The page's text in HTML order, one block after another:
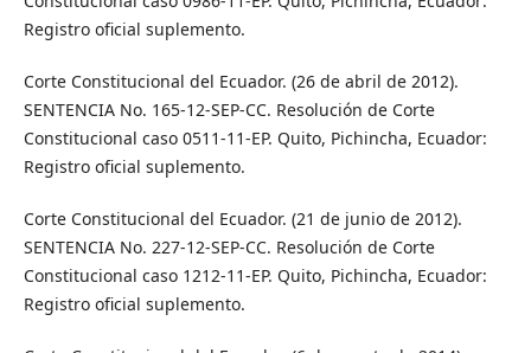
Registro oficial suplemento.
Corte Constitucional del Ecuador. (26 de abril de 2012).
SENTENCIA No. 165-12-SEP-CC. Resolución de Corte
Constitucional caso 0511-11-EP. Quito, Pichincha, Ecuador:
Registro oficial suplemento.
Corte Constitucional del Ecuador. (21 de junio de 2012).
SENTENCIA No. 227-12-SEP-CC. Resolución de Corte
Constitucional caso 1212-11-EP. Quito, Pichincha, Ecuador:
Registro oficial suplemento.